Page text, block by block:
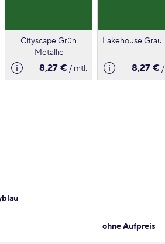
Cityscape Grün
Metallic
8,27 €/ mtl.
Lakehouse Grau
8,27 €
ohne Aufpreis